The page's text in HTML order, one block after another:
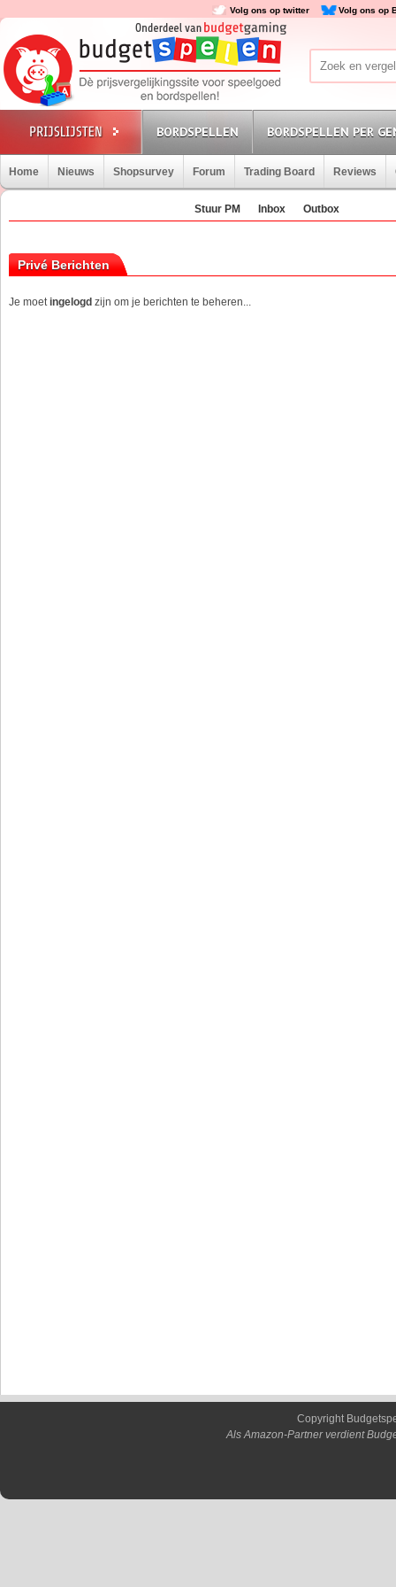
Volg ons op twitter Volg ons op
BORDSPELLEN BORDSPELLEN PER
Home Nieuws Shopsurvey Forum Trading Board Reviews
Stuur PM Inbox Outbox
Privé Berichten
Je moetingelogd zijn om je berichten te beheren...
Copyright
Als Amazon-Partner verdient